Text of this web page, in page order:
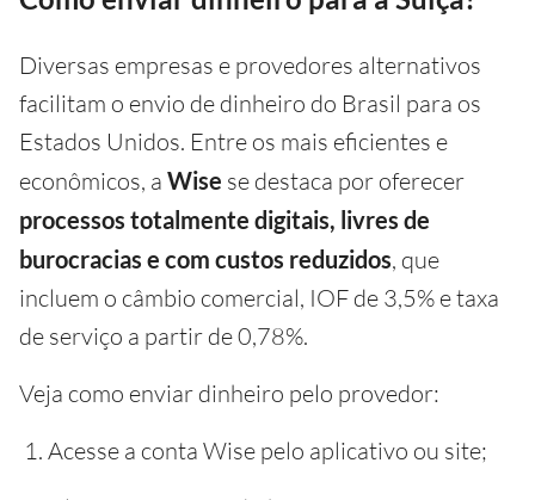
Diversas empresas e provedores alternativos
facilitam o envio de dinheiro do Brasil para os
Estados Unidos. Entre os mais eficientes e
econômicos, a Wise se destaca por oferecer
processos totalmente digitais, livres de
burocracias e com custos reduzidos, que
incluem o câmbio comercial, IOF de 3,5% e taxa
de serviço a partir de 0,78%.
Veja como enviar dinheiro pelo provedor:
Acesse a conta Wise pelo aplicativo ou site;